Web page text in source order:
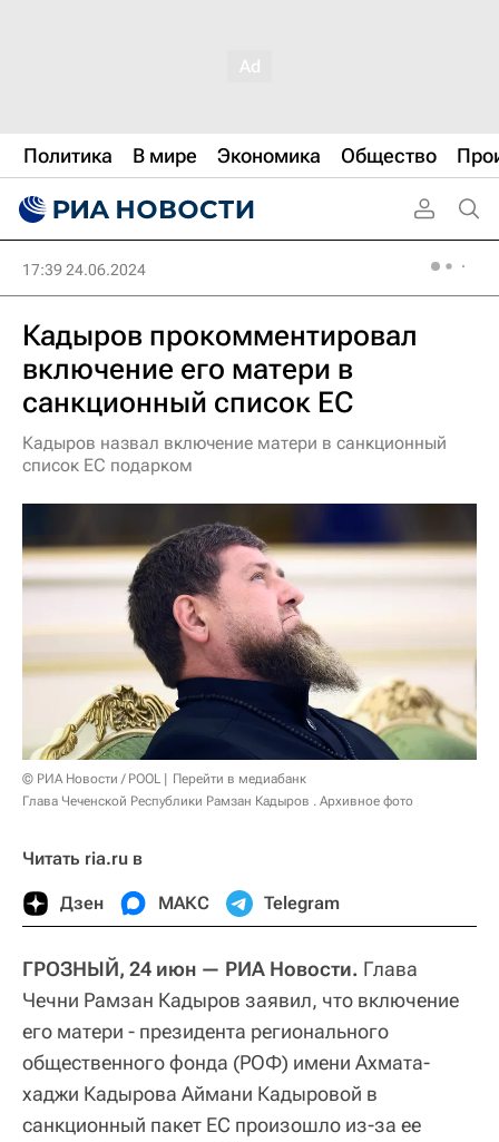
Политика В мире Экономика Общество
17:39 24.06.2024
Кадыров прокомментировал
включение его матери в
санкционный список ЕС
Кадыров назвал включение матери в санкционный
список ЕС подарком
© РИА Новости / POOL
Перейти в медиабанк
Глава Чеченской Республики Рамзан Кадыров . Архивное фото
Читать ria.ru в
Дзен МАКС Telegram
ГРОЗНЫЙ, 24 июн — РИА Новости. Глава
Чечни Рамзан Кадыров заявил, что включение
его матери - президента регионального
общественного фонда (РОФ) имени Ахмата-
хаджи Кадырова Аймани Кадыровой в
санкционный пакет ЕС произошло из-за ее